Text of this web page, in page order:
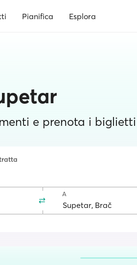
Pianifica Esplora
e prenota i biglietti
A